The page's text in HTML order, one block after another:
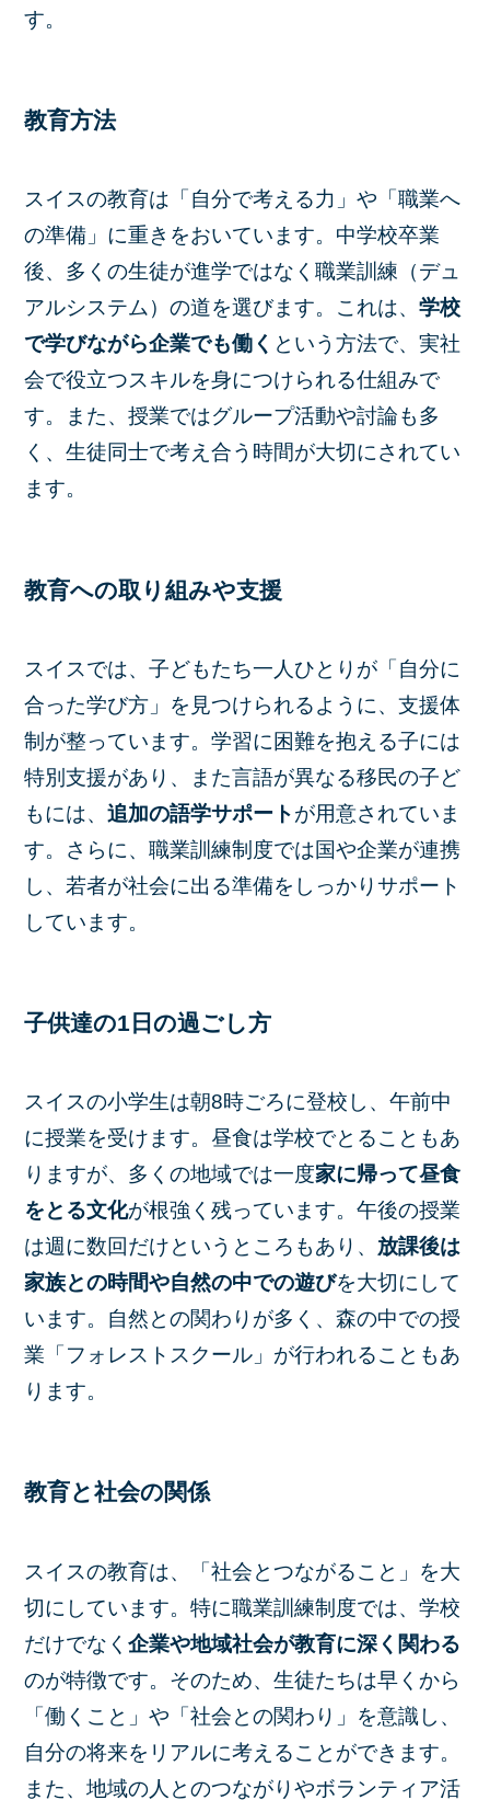
す。
教育方法
スイスの教育は「自分で考える力」や「職業へ
の準備」に重きをおいています。中学校卒業
後、多くの生徒が進学ではなく職業訓練（デュ
アルシステム）の道を選びます。これは、学校
で学びながら企業でも働く という方法で、実社
会で役立つスキルを身につけられる仕組みで
す。また、授業ではグループ活動や討論も多
く、生徒同士で考え合う時間が大切にされてい
ます。
教育への取り組みや支援
スイスでは、子どもたち一人ひとりが「自分に
合った学び方」を見つけられるように、支援体
制が整っています。学習に困難を抱える子には
特別支援があり、また言語が異なる移民の子ど
もには、追加の語学サポートが用意されていま
す。さらに、職業訓練制度では国や企業が連携
し、若者が社会に出る準備をしっかりサポート
しています。
子供達の1日の過ごし方
スイスの小学生は朝8時ごろに登校し、午前中
に授業を受けます。昼食は学校でとることもあ
りますが、多くの地域では一度家に帰って昼食
をとる文化が根強く残っています。午後の授業
は週に数回だけというところもあり、 放課後は
家族との時間や自然の中での遊びを大切にして
います。自然との関わりが多く、森の中での授
業「フォレストスクール」が行われることもあ
ります。
教育と社会の関係
スイスの教育は、「社会とつながること」を大
切にしています。特に職業訓練制度では、学校
だけでなく企業や地域社会が教育に深く関わる
のが特徴です。そのため、生徒たちは早くから
「働くこと」や「社会との関わり」を意識し、
自分の将来をリアルに考えることができます。
また、地域の人とのつながりやボランティア活